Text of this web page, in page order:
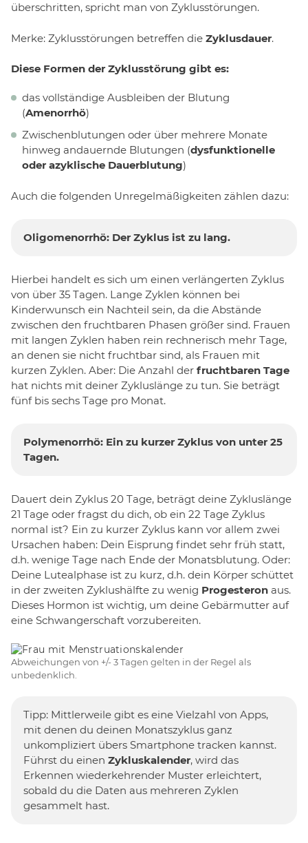
überschritten, spricht man von Zyklusstörungen.
Merke: Zyklusstörungen betreffen die Zyklusdauer.
Diese Formen der Zyklusstörung gibt es:
das vollständige Ausbleiben der Blutung
(Amenorrhö)
Zwischenblutungen oder über mehrere Monate
hinweg andauernde Blutungen (dysfunktionelle
oder azyklische Dauerblutung)
Auch die folgenden Unregelmäßigkeiten zählen dazu:
Oligomenorrhö: Der Zyklus ist zu lang.
Hierbei handelt es sich um einen verlängerten Zyklus
von über 35 Tagen. Lange Zyklen können bei
Kinderwunsch ein Nachteil sein, da die Abstände
zwischen den fruchtbaren Phasen größer sind. Frauen
mit langen Zyklen haben rein rechnerisch mehr Tage,
an denen sie nicht fruchtbar sind, als Frauen mit
kurzen Zyklen. Aber: Die Anzahl der fruchtbaren Tage
hat nichts mit deiner Zykluslänge zu tun. Sie beträgt
fünf bis sechs Tage pro Monat.
Polymenorrhö: Ein zu kurzer Zyklus von unter 25
Tagen.
Dauert dein Zyklus 20 Tage, beträgt deine Zykluslänge
21 Tage oder fragst du dich, ob ein 22 Tage Zyklus
normal ist? Ein zu kurzer Zyklus kann vor allem zwei
Ursachen haben: Dein Eisprung findet sehr früh statt,
d.h. wenige Tage nach Ende der Monatsblutung. Oder:
Deine Lutealphase ist zu kurz, d.h. dein Körper schüttet
in der zweiten Zyklushälfte zu wenig Progesteron aus.
Dieses Hormon ist wichtig, um deine Gebärmutter auf
eine Schwangerschaft vorzubereiten.
Abweichungen von +/- 3 Tagen gelten in der Regel als
unbedenklich.
Tipp: Mittlerweile gibt es eine Vielzahl von Apps,
mit denen du deinen Monatszyklus ganz
unkompliziert übers Smartphone tracken kannst.
Führst du einen Zykluskalender, wird das
Erkennen wiederkehrender Muster erleichtert,
sobald du die Daten aus mehreren Zyklen
gesammelt hast.